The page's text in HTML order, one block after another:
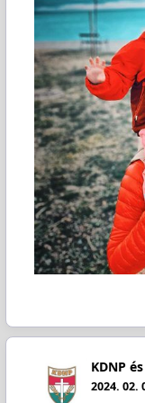
KDNP
2024. 02.